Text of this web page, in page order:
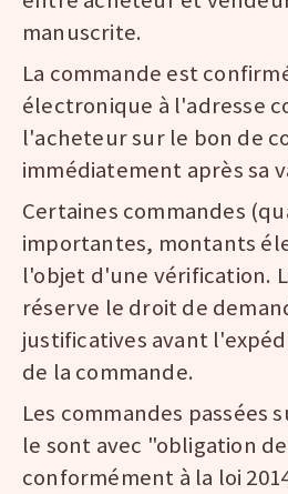
manuscrite.
La commande est
électronique à l'adresse
l'acheteur sur le bon de
immédiatement après sa
Certaines commandes
importantes, montants
l'objet d'une vérification.
réserve le droit de
justificatives avant
de la commande.
Les commandes passées
le sont avec "obligation
conformément à la loi